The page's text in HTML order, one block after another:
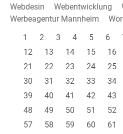
Webdesin
Webentwicklung
Werbeagentur Mannheim
1
2 3 4 5 6
12
13 14 15 16
21
22 23 24 25
30
31 32 33 34
39
40 41 42 43
48
49 50 51 52
57
58 59 60 61